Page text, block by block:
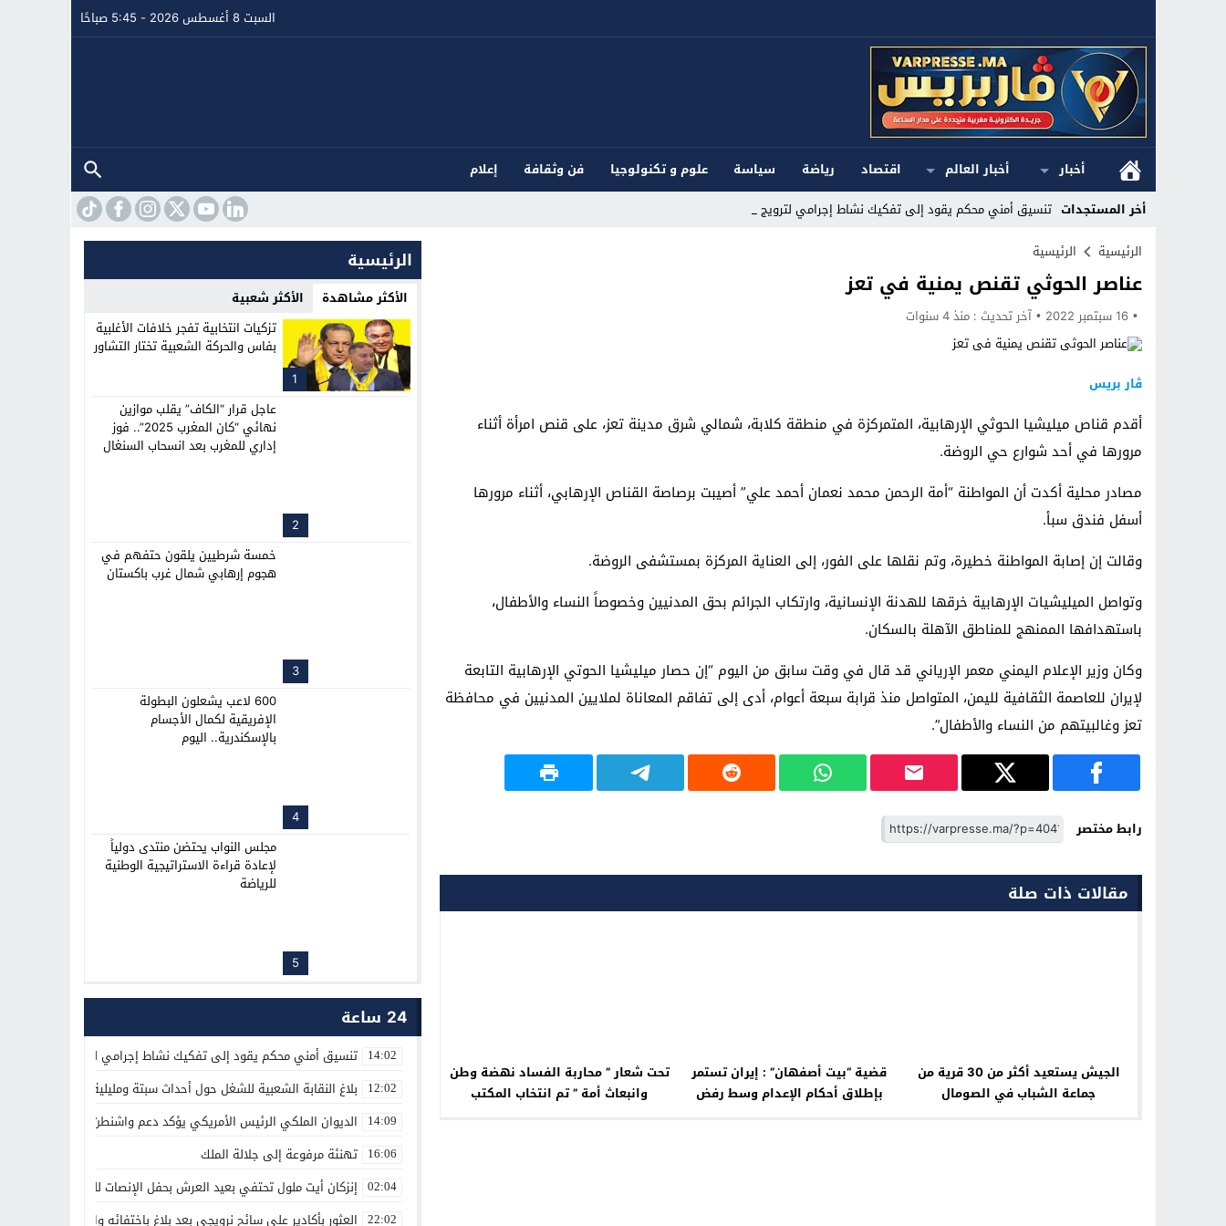
السبت 8 أغسطس 2026 - 5:45 صباحًا
أخبار أخبار العالم اقتصاد رياضة سياسة علوم و تكنولوجيا فن وثقافة
إعلام
أخر المستجدات تنسيق أمني محكم يقود إلى تفكيك نشاط إجرامي لترويج الم _
Stop
Previous
Next
الرئيسية الرئيسية
عناصر الحوثي تقنص يمنية في تعز
16 سبتمبر 2022 آخر تحديث : منذ 4 سنوات
ڤار بريس
أقدم قناص ميليشيا الحوثي الإرهابية، المتمركزة في منطقة كلابة، شمالي شرق مدينة تعز، على قنص امرأة أثناء
مرورها في أحد شوارع حي الروضة.
مصادر محلية أكدت أن المواطنة “أمة الرحمن محمد نعمان أحمد علي” أصيبت برصاصة القناص الإرهابي، أثناء مرورها
أسفل فندق سبأ.
وقالت إن إصابة المواطنة خطيرة، وتم نقلها على الفور، إلى العناية المركزة بمستشفى الروضة.
وتواصل الميليشيات الإرهابية خرقها للهدنة الإنسانية، وارتكاب الجرائم بحق المدنيين وخصوصاً النساء والأطفال،
باستهدافها الممنهج للمناطق الآهلة بالسكان.
وكان وزير الإعلام اليمني معمر الإرياني قد قال في وقت سابق من اليوم “إن حصار ميليشيا الحوتي الإرهابية التابعة
لإيران للعاصمة الثقافية لليمن، المتواصل منذ قرابة سبعة أعوام، أدى إلى تفاقم المعاناة لملايين المدنيين في محافظة
تعز وغالبيتهم من النساء والأطفال”.
رابط مختصر
مقالات ذات صلة
الجيش يستعيد أكثر من 30 قرية من
جماعة الشباب في الصومال
قضية “بيت أصفهان” : إيران تستمر
بإطلاق أحكام الإعدام وسط رفض
تحت شعار ” محاربة الفساد نهضة وطن
وانبعاث أمة ” تم انتخاب المكتب
الرئيسية
الأكثر مشاهدة الأكثر شعبية
1
تزكيات انتخابية تفجر خلافات الأغلبية
بفاس والحركة الشعبية تختار التشاور
2
عاجل قرار “الكاف” يقلب موازين
نهائي “كان المغرب 2025”.. فوز
إداري للمغرب بعد انسحاب السنغال
3
خمسة شرطيين يلقون حتفهم في
هجوم إرهابي شمال غرب باكستان
4
600 لاعب يشعلون البطولة
الإفريقية لكمال الأجسام
بالإسكندرية.. اليوم
5
مجلس النواب يحتضن منتدى دولياً
لإعادة قراءة الاستراتيجية الوطنية
للرياضة
24 ساعة
14:02 تنسيق أمني محكم يقود إلى تفكيك نشاط إجرامي لترويج المؤثرات
12:02 بلاغ النقابة الشعبية للشغل حول أحداث سبتة ومليلية
14:09 الديوان الملكي الرئيس الأمريكي يؤكد دعم واشنطن الكامل لمغربية
16:06 تهنئة مرفوعة إلى جلالة الملك
02:04 إنزكان أيت ملول تحتفي بعيد العرش بحفل الإنصات للخطاب الملكي
22:02 العثور بأكادير على سائح نرويجي بعد بلاغ باختفائه وانقطاع الاتصال